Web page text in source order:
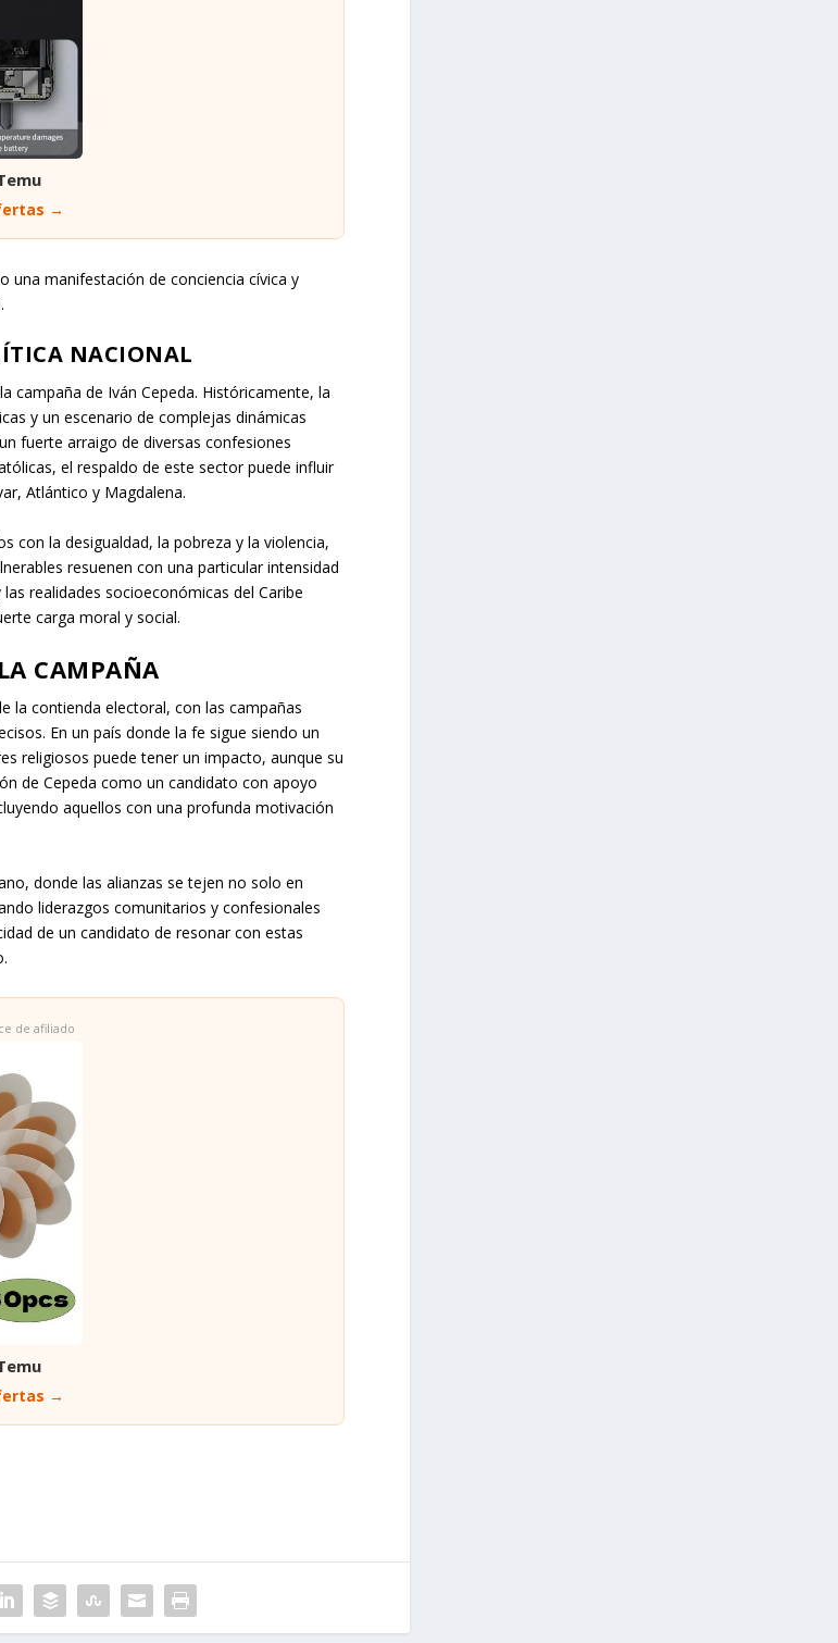
→
una manifestación de conciencia cívica y
NACIONAL
campaña de Iván Cepeda. Históricamente, la
y un escenario de complejas dinámicas
fuerte arraigo de diversas confesiones
el respaldo de este sector puede influir
Atlántico y Magdalena.
con la desigualdad, la pobreza y la violencia,
resuenen con una particular intensidad
realidades socioeconómicas del Caribe
carga moral y social.
CAMPAÑA
la contienda electoral, con las campañas
En un país donde la fe sigue siendo un
religiosos puede tener un impacto, aunque su
de Cepeda como un candidato con apoyo
aquellos con una profunda motivación
donde las alianzas se tejen no solo en
liderazgos comunitarios y confesionales
de un candidato de resonar con estas
de afiliado
→